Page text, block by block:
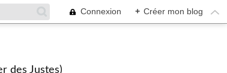
Connexion + Créer mon blog
des Justes)